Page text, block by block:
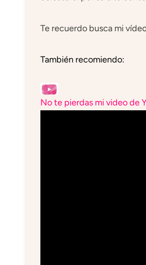
Te recuerdo busca mi
También recomiendo:
No te pierdas mi video de